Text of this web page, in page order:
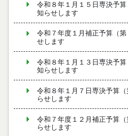
令和８年１月１５日専決予
知らせします
令和７年度１月補正予算（
せします
令和８年１月１３日専決予
知らせします
令和８年１月７日専決予算
らせします
令和７年度１２月補正予算
らせします